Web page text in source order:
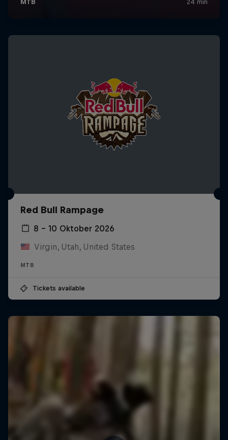
Red Bull Rampage
8 – 10 Oktober 2026
Virgin, Utah, United States
MTB
Tickets available